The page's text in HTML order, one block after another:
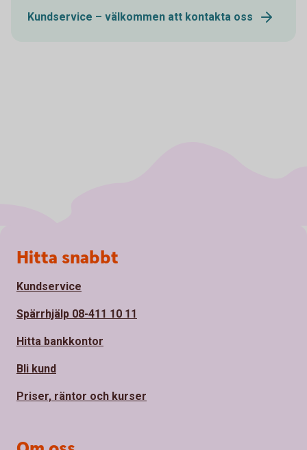
Kundservice – välkommen att kontakta oss
Sidfot
Hitta snabbt
Kundservice
Spärrhjälp 08-411 10 11
Hitta bankkontor
Bli kund
Priser, räntor och kurser